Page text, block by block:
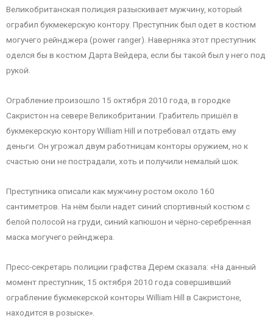
Великобританская полиция разыскивает мужчину, который
ограбил букмекерскую контору. Преступник был одет в костюм
могучего рейнджера (power ranger). Наверняка этот преступник
оделся бы в костюм Дарта Вейдера, если бы такой был у него под
рукой.
Ограбление произошло 15 октября 2010 года, в городке
Сакристон на севере Великобритании. Грабитель пришёл в
букмекерскую контору William Hill и потребовал отдать ему
деньги. Он угрожал двум работницам конторы оружием, но к
счастью они не пострадали, хоть и получили немалый шок.
Преступника описали как мужчину ростом около 160
сантиметров. На нём были надет синий спортивный костюм с
белой полосой на груди, синий капюшон и чёрно-серебренная
маска могучего рейнджера.
Пресс-секретарь полиции графства Дерем сказала: «На данный
момент преступник, 15 октября 2010 года совершивший
ограбление букмекерской конторы William Hill в Сакристоне,
находится в розыске».